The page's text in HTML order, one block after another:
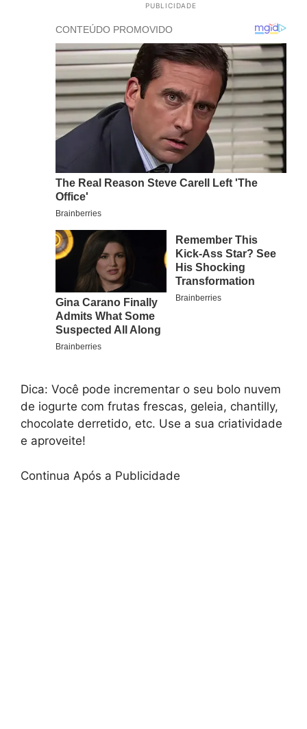
PUBLICIDADE
Dica: Você pode incrementar o seu bolo nuvem
de iogurte com frutas frescas, geleia, chantilly,
chocolate derretido, etc. Use a sua criatividade
e aproveite!
Continua Após a Publicidade